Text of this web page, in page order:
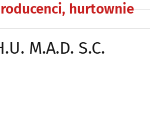
hurtownie
M.A.D. S.C.